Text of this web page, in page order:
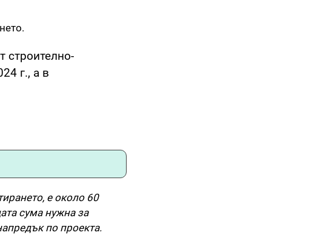
строително-
г., а в
е около 60
сума нужна за
по проекта.